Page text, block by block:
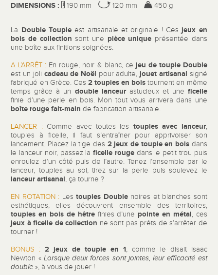
DIMENSIONS : 190 mm 120 mm 450 g
La Double Toupie est artisanale et originale ! Ces jeux en
bois de collection sont une pièce unique présentée dans
une boîte aux finitions soignées.
A L’ARRÊT : En rouge, noir & blanc, ce jeu de toupie Double
est un joli cadeau de Noël pour adulte, jouet artisanal signé
fabriqué en Grèce. Ces 2 toupies en bois tournent en même
temps grâce à un double lanceur astucieux et une ficelle
finie d’une perle en bois. Mon tout vous arrivera dans une
boîte rouge fait-main de fabrication artisanale.
LANCER :Comme avec toutes les toupies avec lanceur,
toupies à ficelle, il faut s’entraîner pour apprivoiser son
lancement. Placez la tige des 2 jeux de toupie en boisdans
le lanceur noir, passez laficelle rougedans le petit trou puis
enroulez d’un côté puis de l’autre. Tenez l’ensemble par le
lanceur, toupies au sol, tirez sur la perle puis soulevez le
lanceur artisanal, ça tourne ?
EN ROTATION : Lestoupies Doublenoires et blanches sont
esthétiques, elles découvrent ensemble des territoires,
toupies en bois de hêtrefinies d’une pointe en métal, ces
jeux à ficelle de collection ne sont pas prêts de s’arrêter de
tourner !
BONUS : 2 jeux de toupie en 1, comme le disait Isaac
Newton « Lorsque deux forces sont jointes, leur efficacité est
double », à vous de jouer !